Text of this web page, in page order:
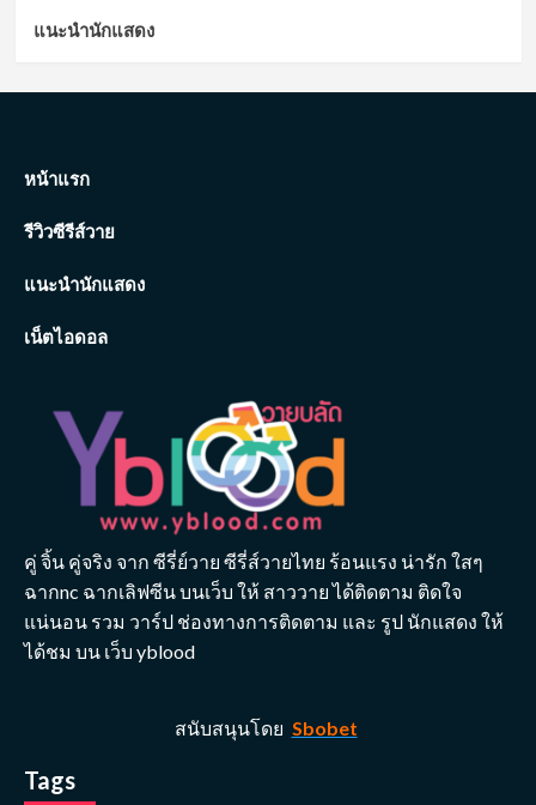
แนะนำนักแสดง
หน้าแรก
รีวิวซีรีส์วาย
แนะนำนักแสดง
เน็ตไอดอล
คู่ จิ้น คู่จริง จาก ซีรี่ย์วาย ซีรี่ส์วายไทย ร้อนแรง น่ารัก ใสๆ
ฉากnc ฉากเลิฟซีน บนเว็บ ให้ สาววาย ได้ติดตาม ติดใจ
แน่นอน รวม วาร์ป ช่องทางการติดตาม และ รูป นักแสดง ให้
ได้ชม บน เว็บ yblood
สนับสนุนโดย Sbobet
Tags